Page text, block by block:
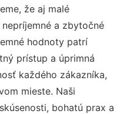
že aj malé
a zbytočné
hodnoty patrí
prístup a úprimná
každého zákazníka,
mieste. Naši
bohatú prax a